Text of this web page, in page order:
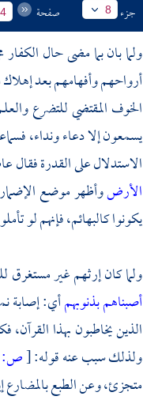
جزء 8 صفحة
ولما بان بما مضى حال
أرواحهم وأفهامهم بعد
الخوف المقتضي للتضرع
يسمعون إلا دعاء ونداء،
الاستدلال على القدرة
الأرضوأظهر موضع
يكونوا كالبهائم، فإنهم لو
ولما كان إرثهم غير مستغرق
أصبناهم بذنوبهمأي: إصابة
الذين يخاطبون بهذا
ولذلك سبب عنه قوله:[ص:
متجزئ، وعن الطبع بالمضارع